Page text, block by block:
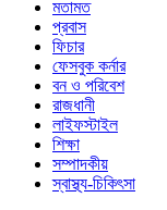
মতামত
প্রবাস
ফিচার
ফেসবুক কর্নার
বন ও পরিবেশ
রাজধানী
লাইফস্টাইল
শিক্ষা
সম্পাদকীয়
স্বাস্থ্য-চিকিৎসা